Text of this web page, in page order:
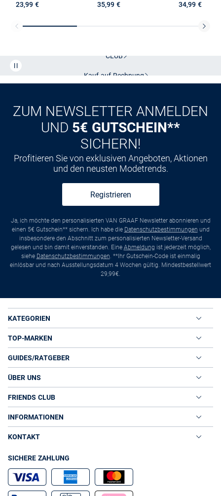
23,99 €
35,99 €
34,99 €
CLUB
Kauf auf Rechnung
ZUM NEWSLETTER ANMELDEN
UND 5€ GUTSCHEIN**
SICHERN!
Profitieren Sie von exklusiven Angeboten, Aktionen
und den neusten Modetrends.
Registrieren
Ja, ich möchte den personalisierten VAN GRAAF Newsletter abonnieren und
einen 5€ Gutschein** sichern. Ich habe die Datenschutzbestimmungen und
insbesondere den Abschnitt zum personalisierten Newsletter-Versand
gelesen und bin damit einverstanden. Eine Abmeldung ist jederzeit möglich,
siehe Datenschutzbestimmungen. **Ihr Gutschein-Code ist einmalig
einlösbar und nach Ausstellungsdatum 4 Wochen gültig. Mindestbestellwert
29,99€.
KATEGORIEN
TOP-MARKEN
GUIDES/RATGEBER
ÜBER UNS
FRIENDS CLUB
INFORMATIONEN
KONTAKT
SICHERE ZAHLUNG